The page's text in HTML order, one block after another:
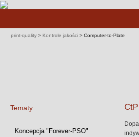
print-quality > Kontrole jakości > Computer-to-Plate
Tematy
Pomiń
Koncepcja "Forever-PSO"